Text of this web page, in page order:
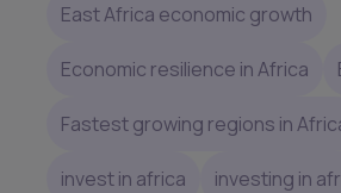
East Africa economic growth
Economic resilience in Africa
Fastest growing regions in
invest in africa investing in